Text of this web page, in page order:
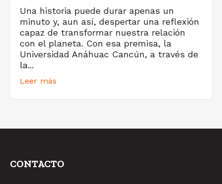
Una historia puede durar apenas un
minuto y, aun así, despertar una reflexión
capaz de transformar nuestra relación
con el planeta. Con esa premisa, la
Universidad Anáhuac Cancún, a través de
la...
Leer más
CONTACTO